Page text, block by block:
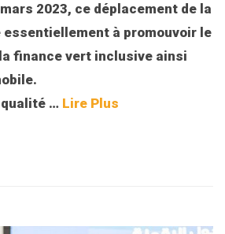
2023, ce déplacement de la
essentiellement à promouvoir le
finance vert inclusive ainsi
qualité … Lire Plus